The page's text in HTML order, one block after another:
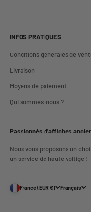
INFOS PRATIQUES
Conditions générales de
Livraison
Moyens de paiement
Qui sommes-nous ?
Passionnés d'affiches
Nous vous proposons un
un service de haute voltige !
France (EUR €) Français